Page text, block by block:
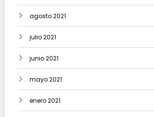
agosto 2021
julio 2021
junio 2021
mayo 2021
enero 2021